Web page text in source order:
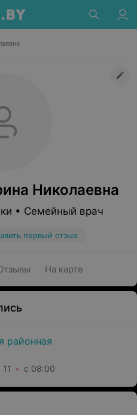
Николаевна
• Семейный врач
первый отзыв
На карте
районная
с 08:00